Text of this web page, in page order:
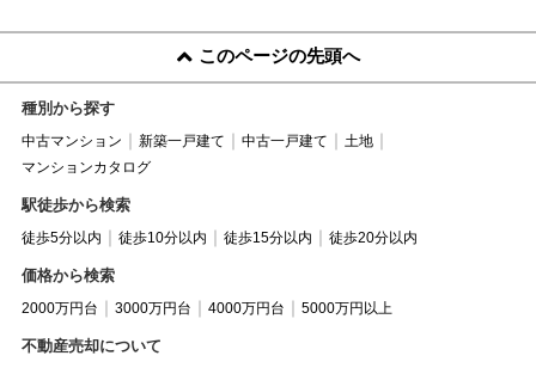
このページの先頭へ
種別から探す
中古マンション 新築一戸建て 中古一戸建て
土地
マンションカタログ
駅徒歩から検索
徒歩5分以内 徒歩10分以内 徒歩15分以内 徒歩20分以内
価格から検索
2000万円台 3000万円台 4000万円台 5000万円以上
不動産売却について